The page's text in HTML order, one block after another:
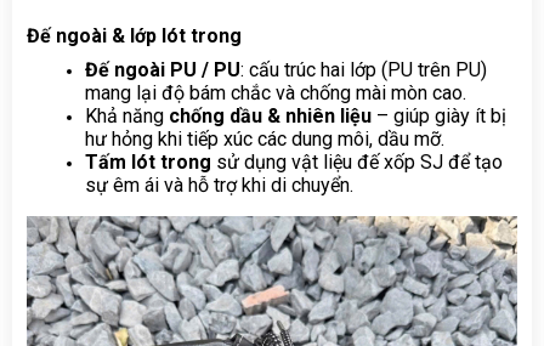
Đế ngoài & lớp lót trong
Đế ngoài PU / PU: cấu trúc hai lớp (PU trên PU)
mang lại độ bám chắc và chống mài mòn cao.
Khả năng chống dầu & nhiên liệu – giúp giày ít bị
hư hỏng khi tiếp xúc các dung môi, dầu mỡ.
Tấm lót trong sử dụng vật liệu đế xốp SJ để tạo
sự êm ái và hỗ trợ khi di chuyển.